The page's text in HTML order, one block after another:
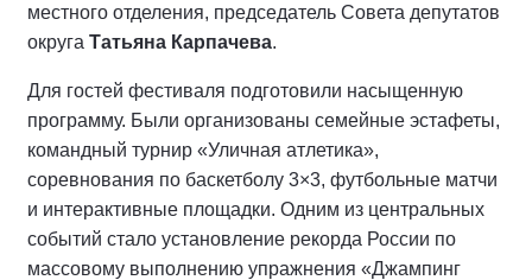
местного отделения, председатель Совета депутатов
округа Татьяна Карпачева.
Для гостей фестиваля подготовили насыщенную
программу. Были организованы семейные эстафеты,
командный турнир «Уличная атлетика»,
соревнования по баскетболу 3×3, футбольные матчи
и интерактивные площадки. Одним из центральных
событий стало установление рекорда России по
массовому выполнению упражнения «Джампинг